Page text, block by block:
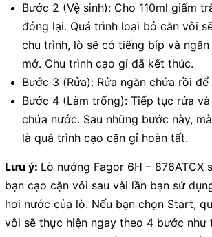
Bước 2 (Vệ sinh): Cho 110ml giấm
đóng lại. Quá trình loại bỏ căn vôi
chu trình, lò sẽ có tiếng bíp và
mở. Chu trình cạo gỉ đã kết thúc.
Bước 3 (Rửa): Rửa ngăn chứa rồi để
Bước 4 (Làm trống): Tiếp tục rửa
chứa nước. Sau những bước này,
là quá trình cạo cặn gỉ hoàn tất.
Lưu ý: Lò nướng Fagor 6H – 876ATCX
bạn cạo cặn vôi sau vài lần bạn sử
hơi nước của lò. Nếu bạn chọn Start,
vôi sẽ thực hiện ngay theo 4 bước như